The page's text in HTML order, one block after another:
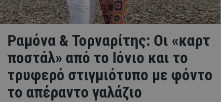
Ραμόνα & Τορναρίτης: Οι «καρτ
ποστάλ» από το Ιόνιο και το
τρυφερό στιγμιότυπο με φόντο
το απέραντο γαλάζιο